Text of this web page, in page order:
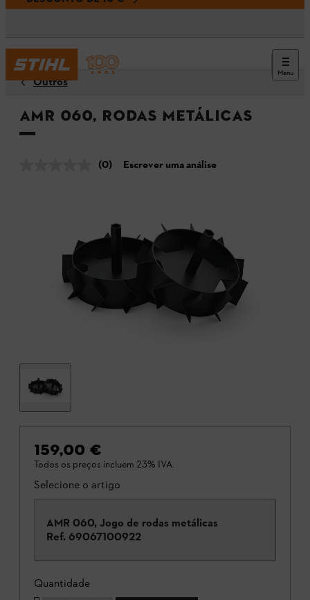
Menu
Outros
AMR 060, Rodas metálicas
(0) Escrever uma análise
159,00 €
Todos os preços incluem 23% IVA.
Selecione o artigo
AMR 060, Jogo de rodas metálicas
Ref. 69067100922
Quantidade